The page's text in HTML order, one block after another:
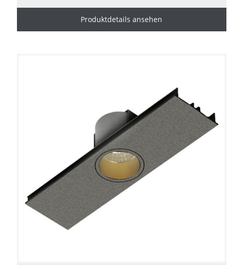
Produktdetails ansehen